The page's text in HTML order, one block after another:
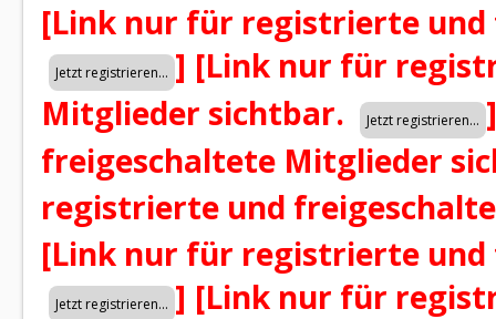
[Link nur für registrierte
] [Link nur für
Mitglieder sichtbar.
]
freigeschaltete Mitglieder
registrierte und
[Link nur für registrierte
] [Link nur für